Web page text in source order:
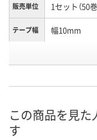
販売単位 1セット（50巻
テープ幅 幅10mm
この商品を見
す